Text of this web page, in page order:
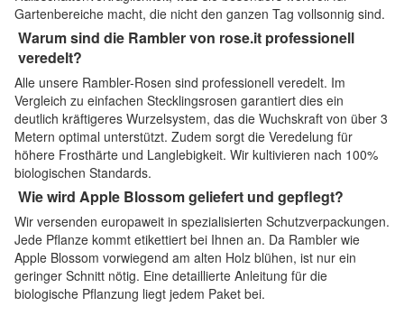
Gartenbereiche macht, die nicht den ganzen Tag vollsonnig sind.
Warum sind die Rambler von rose.it professionell
veredelt?
Alle unsere Rambler-Rosen sind professionell veredelt. Im
Vergleich zu einfachen Stecklingsrosen garantiert dies ein
deutlich kräftigeres Wurzelsystem, das die Wuchskraft von über 3
Metern optimal unterstützt. Zudem sorgt die Veredelung für
höhere Frosthärte und Langlebigkeit. Wir kultivieren nach 100%
biologischen Standards.
Wie wird Apple Blossom geliefert und gepflegt?
Wir versenden europaweit in spezialisierten Schutzverpackungen.
Jede Pflanze kommt etikettiert bei Ihnen an. Da Rambler wie
Apple Blossom vorwiegend am alten Holz blühen, ist nur ein
geringer Schnitt nötig. Eine detaillierte Anleitung für die
biologische Pflanzung liegt jedem Paket bei.